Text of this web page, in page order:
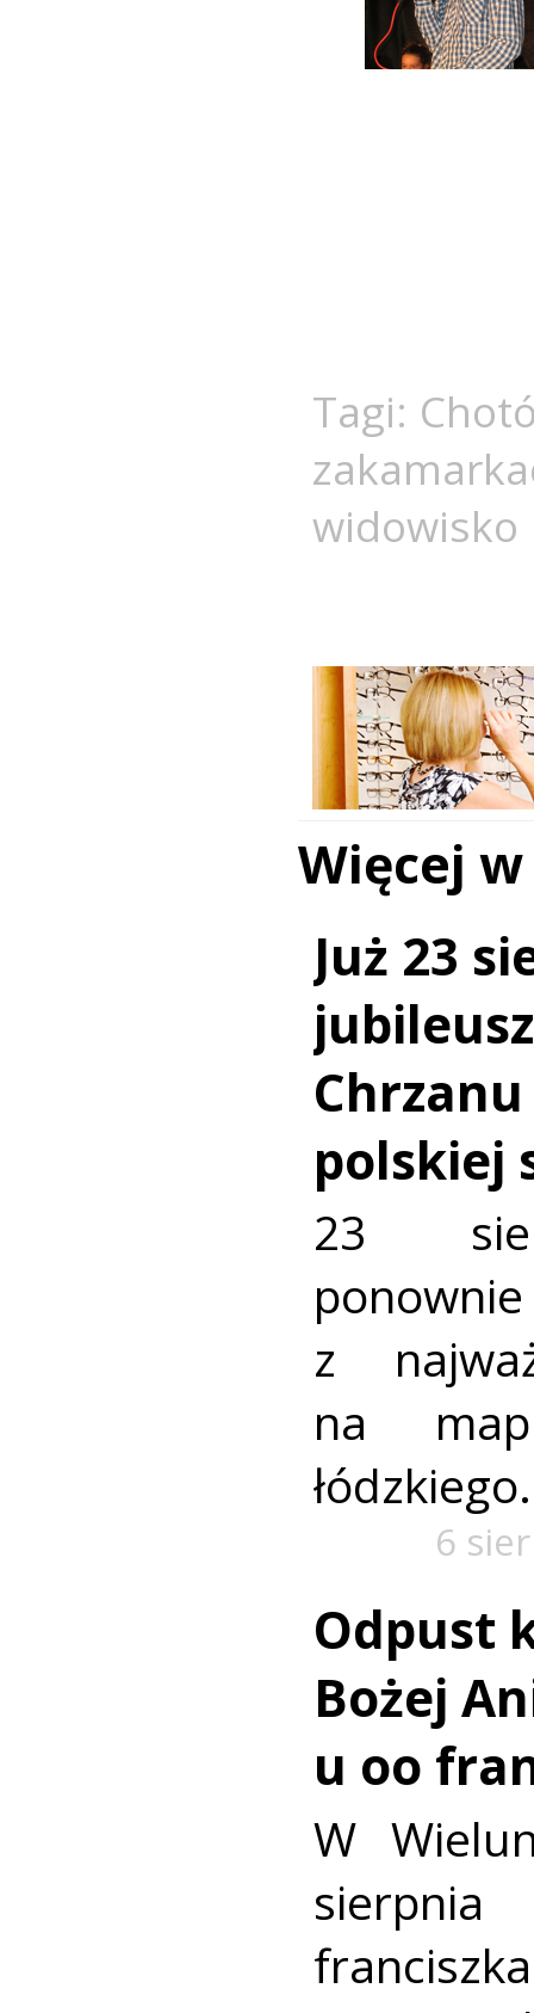
Tagi:
widowisko
Więcej
Już 23
polskiej
23
z
na
łódzkiego.
6
Odpust
Bożej
u oo
W